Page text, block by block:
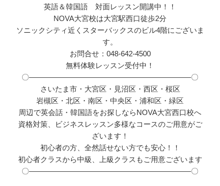
英語＆韓国語 対面レッスン開講中！！
NOVA大宮校は大宮駅西口徒歩2分
ソニックシティ近くスターバックスのビル4階にございま
す。
お問合せ：048-642-4500
無料体験レッスン受付中！
〇――――――――――――――――――――――〇
さいたま市・大宮区・見沼区・西区・桜区
岩槻区・北区・南区・中央区・浦和区・緑区
周辺で英会話・韓国語をお探しならNOVA大宮西口校へ
資格対策、ビジネスレッスン多様なコースのご用意がご
ざいます！
初心者の方、全然話せない方でも安心！！
初心者クラスから中級、上級クラスもご用意ございます
〇――――――――――――――――――――――〇